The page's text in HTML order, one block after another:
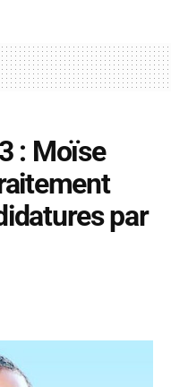
: Moïse
par